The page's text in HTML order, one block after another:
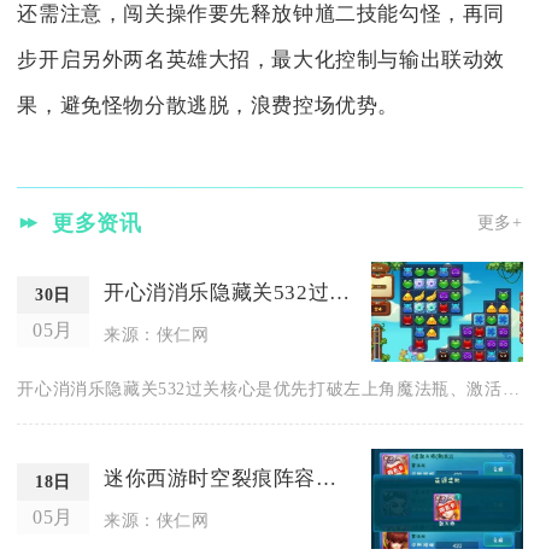
还需注意，闯关操作要先释放钟馗二技能勾怪，再同
步开启另外两名英雄大招，最大化控制与输出联动效
果，避免怪物分散逃脱，浪费控场优势。
更多资讯 更多+
30日
05月
开心消消乐隐藏关532过关攻略是什么
来源：侠仁网
开心消消乐隐藏关532过关核心是优先打破左上角魔法瓶、激活魔...
18日
05月
迷你西游时空裂痕阵容如何提高输出伤害
来源：侠仁网